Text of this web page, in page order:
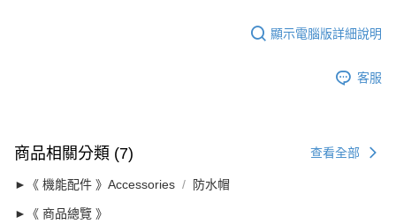
顯示電腦版詳細說明
客服
商品相關分類 (7) 查看全部
►《 機能配件 》Accessories 防水帽
►《 商品總覽 》